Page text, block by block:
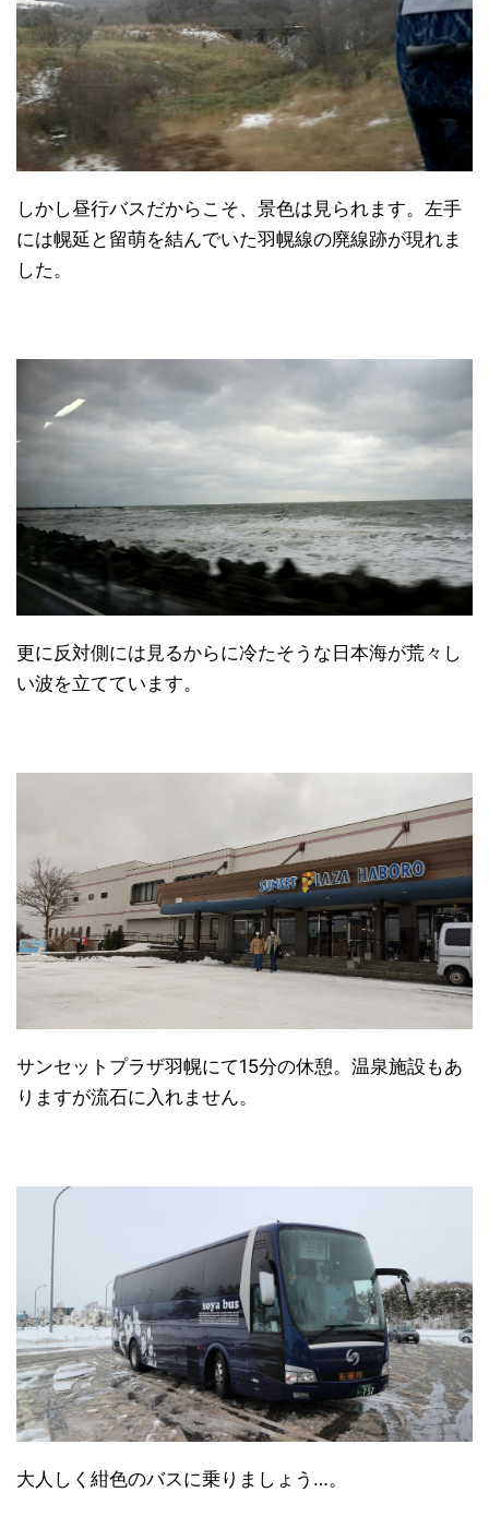
しかし昼行バスだからこそ、景色は見られます。左手
には幌延と留萌を結んでいた羽幌線の廃線跡が現れま
した。
更に反対側には見るからに冷たそうな日本海が荒々し
い波を立てています。
サンセットプラザ羽幌にて15分の休憩。温泉施設もあ
りますが流石に入れません。
大人しく紺色のバスに乗りましょう…。